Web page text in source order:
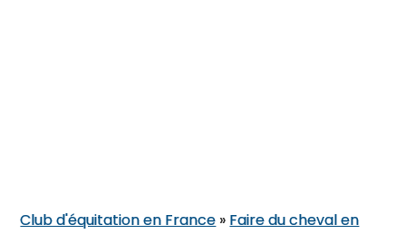
Club d'équitation en France » Faire du cheval en